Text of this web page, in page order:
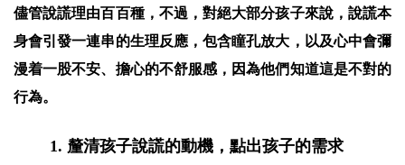
儘管說謊理由百百種，不過，對絕大部分孩子來說，說謊本
身會引發一連串的生理反應，包含瞳孔放大，以及心中會彌
漫着一股不安、擔心的不舒服感，因為他們知道這是不對的
行為。
1. 釐清孩子說謊的動機，點出孩子的需求